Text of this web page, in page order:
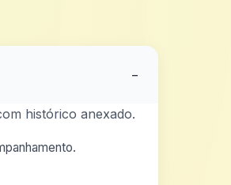
−
histórico anexado.